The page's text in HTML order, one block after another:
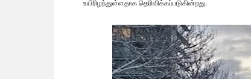
உயிரிழந்துள்ளதாக தெரிவிக்கப்படுகின்றது.